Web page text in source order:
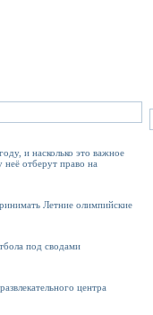
и насколько это важное
отберут право на
Летние олимпийские
под сводами
центра